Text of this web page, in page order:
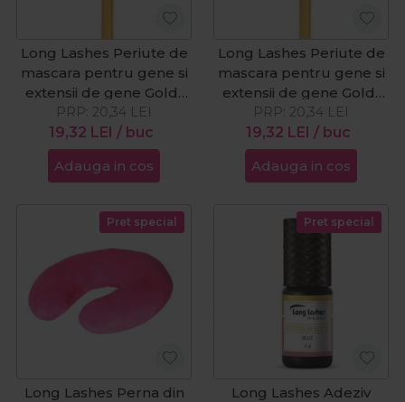
Long Lashes Periute de
mascara pentru gene si
extensii de gene Gold-
Black 25buc
19,32 LEI / buc
PRP: 20,34 LEI
Adauga in cos
Long Lashes Periute de
mascara pentru gene si
extensii de gene Gold-
Red 25buc
19,32 LEI / buc
PRP: 20,34 LEI
Adauga in cos
Pret special
Long Lashes Perna din
Pret special
Long Lashes Adeziv